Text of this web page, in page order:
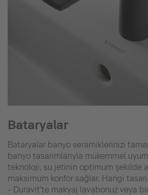
Bataryalar
Bataryalar banyo seramiklerinizi
banyo tasarımlarıyla mükemmel
teknoloji, su jetinin optimum şekilde
maksimum konfor sağlar. Hangi
- Duravit'te makyaj lavabonuz veya